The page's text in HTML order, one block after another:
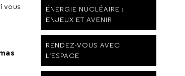
vous
ÉNERGIE NUCLÉAIRE :
ENJEUX ET AVENIR
RENDEZ-VOUS AVEC
L’ESPACE